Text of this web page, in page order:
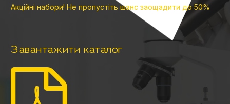
Акційні набори! Не пропустіть шанс заощадити до 50%
Завантажити каталог